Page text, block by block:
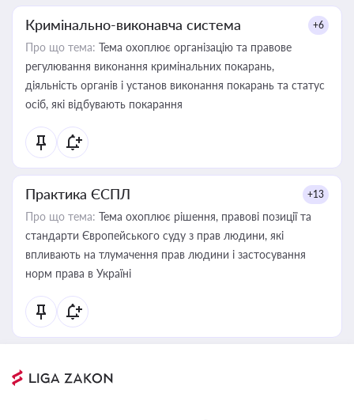
Кримінально-виконавча система +6
Про що тема: Тема охоплює організацію та правове
регулювання виконання кримінальних покарань,
діяльність органів і установ виконання покарань та статус
осіб, які відбувають покарання
Практика ЄСПЛ +13
Про що тема: Тема охоплює рішення, правові позиції та
стандарти Європейського суду з прав людини, які
впливають на тлумачення прав людини і застосування
норм права в Україні